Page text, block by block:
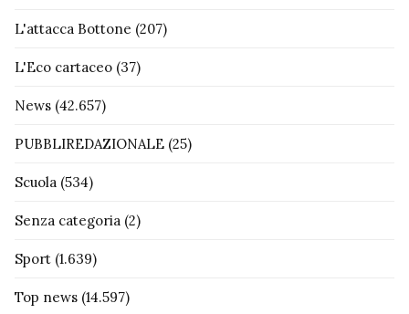
L'attacca Bottone (207)
L'Eco cartaceo (37)
News (42.657)
PUBBLIREDAZIONALE (25)
Scuola (534)
Senza categoria (2)
Sport (1.639)
Top news (14.597)